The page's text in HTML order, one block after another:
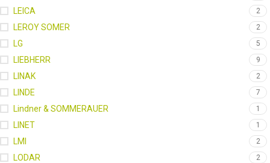
LEICA 2
LEROY SOMER 2
LG 5
LIEBHERR 9
LINAK 2
LINDE 7
Lindner & SOMMERAUER 1
LINET 1
LMI 2
LODAR 2